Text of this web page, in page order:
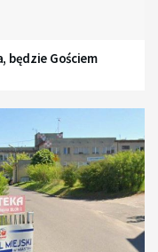
będzie Gościem